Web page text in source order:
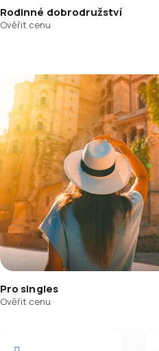
Rodinné dobrodružství
Ověřit cenu
Pro singles
Ověřit cenu